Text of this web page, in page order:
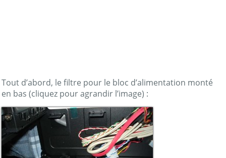
Tout d’abord, le filtre pour le bloc d’alimentation monté
en bas (cliquez pour agrandir l’image) :